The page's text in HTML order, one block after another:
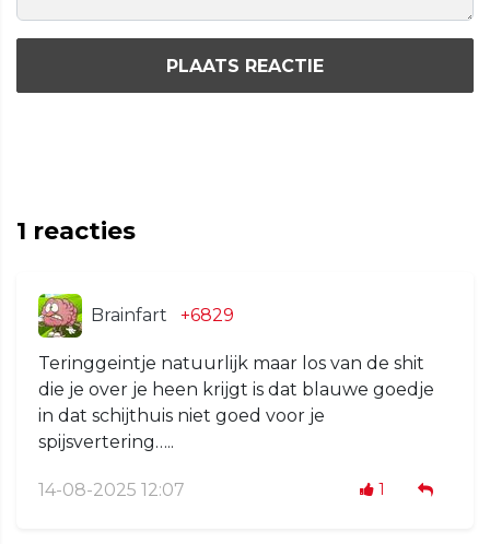
PLAATS REACTIE
1 reacties
Brainfart +6829
Teringgeintje natuurlijk maar los van de shit
die je over je heen krijgt is dat blauwe goedje
in dat schijthuis niet goed voor je
spijsvertering…..
14-08-2025 12:07 1